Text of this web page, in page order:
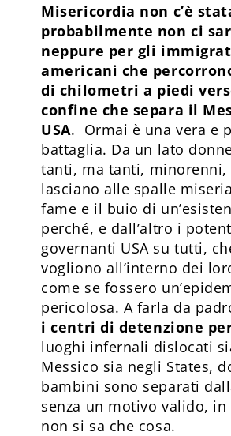
Misericordia non c’è
probabilmente non ci
neppure per gli
americani che
di chilometri a piedi
confine che separa il
USA. Ormai è una vera e
battaglia. Da un lato
tanti, ma tanti, minorenni,
lasciano alle spalle
fame e il buio di
perché, e dall’altro i
governanti USA su tutti,
vogliono all’interno dei
come se fossero
pericolosa. A farla da
i centri di detenzione
luoghi infernali dislocati
Messico sia negli States,
bambini sono separati
senza un motivo valido, in
non si sa che cosa.